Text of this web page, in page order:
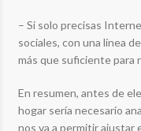
– Si solo precisas
sociales, con una línea
más que suficiente para
En resumen, antes de
hogar sería necesario
nos va a permitir ajustar